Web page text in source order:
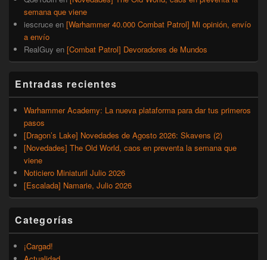
semana que viene
iescruce en [Warhammer 40.000 Combat Patrol] Mi opinión, envío
a envío
RealGuy en [Combat Patrol] Devoradores de Mundos
Entradas recientes
Warhammer Academy: La nueva plataforma para dar tus primeros
pasos
[Dragon’s Lake] Novedades de Agosto 2026: Skavens (2)
[Novedades] The Old World, caos en preventa la semana que
viene
Noticiero Miniaturil Julio 2026
[Escalada] Namarie, Julio 2026
Categorías
¡Cargad!